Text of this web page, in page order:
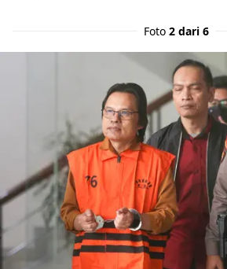
Foto 2 dari 6